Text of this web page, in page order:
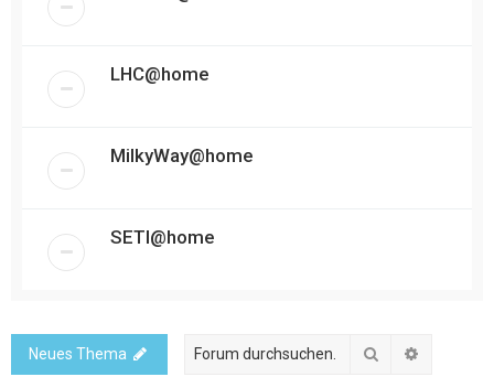
LHC@home
MilkyWay@home
SETI@home
Neues Thema Suche